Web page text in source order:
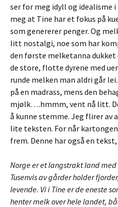
ser for meg idyll og idealisme
meg at Tine har et fokus på
som genererer penger. Og
litt nostalgi, noe som har
den første melketanna dukket
de store, flotte dyrene med
runde melken man aldri går
på en madrass, mens den
mjølk….hmmm, vent nå litt.
å kunne stemme. Jeg flirer av
lite teksten. For når
frem. Denne har også en
Norge er et langstrakt land
Tusenvis av gårder holder
levende. Vi i Tine er de eneste
henter melk over hele landet,